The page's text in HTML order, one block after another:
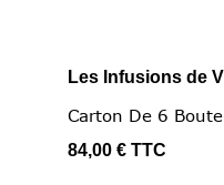
Les Infusions de
Carton De 6
84,00 € TTC